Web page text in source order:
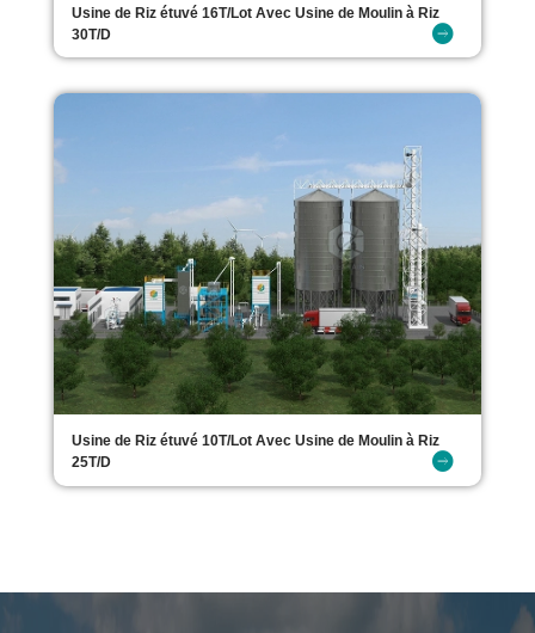
Usine de Riz étuvé 16T/Lot Avec Usine de Moulin à Riz
30T/D
Usine de Riz étuvé 10T/Lot Avec Usine de Moulin à Riz
25T/D